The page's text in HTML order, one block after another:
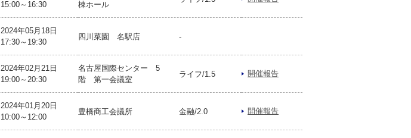
15:00～16:30
棟ホール
2024年05月18日
17:30～19:30
四川菜園 名駅店 -
2024年02月21日
19:00～20:30
名古屋国際センター 5
階 第一会議室
ライフ/1.5 開催報告
2024年01月20日
10:00～12:00
豊橋商工会議所 金融/2.0 開催報告